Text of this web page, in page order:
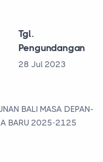
Tgl.
Pengundangan
28 Jul 2023
BALI MASA DEPAN-
BARU 2025-2125